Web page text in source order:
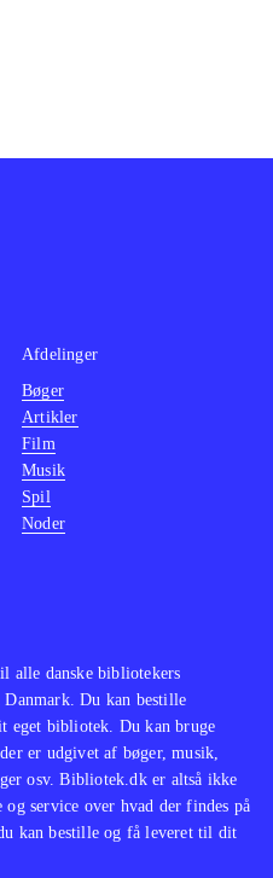
alle danske bibliotekers
Du kan bestille
eget bibliotek. Du kan bruge
er udgivet af bøger, musik,
osv. Bibliotek.dk er altså ikke
service over hvad der findes på
kan bestille og få leveret til dit
Afdelinger
Bøger
Artikler
Film
Musik
Spil
Noder